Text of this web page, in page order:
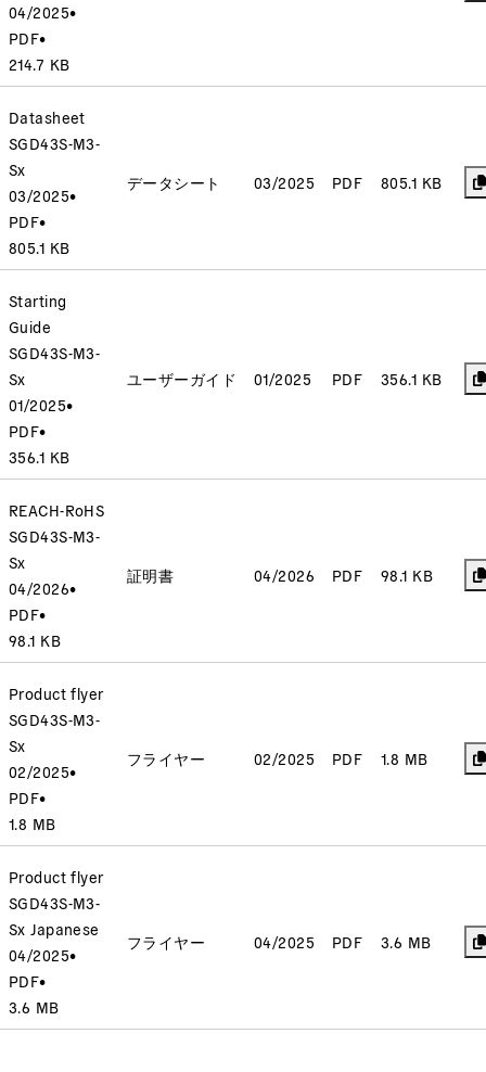
04/2025•
PDF•
214.7 KB
Datasheet
SGD43S-M3-
Sx
03/2025•
PDF•
805.1 KB
データシート 03/2025 PDF 805.1 KB
Starting
Guide
SGD43S-M3-
Sx
01/2025•
PDF•
356.1 KB
ユーザーガイド 01/2025 PDF 356.1 KB
REACH-RoHS
SGD43S-M3-
Sx
04/2026•
PDF•
98.1 KB
証明書 04/2026 PDF 98.1 KB
Product flyer
SGD43S-M3-
Sx
02/2025•
PDF•
1.8 MB
フライヤー 02/2025 PDF 1.8 MB
Product flyer
SGD43S-M3-
Sx Japanese
04/2025•
PDF•
3.6 MB
フライヤー 04/2025 PDF 3.6 MB